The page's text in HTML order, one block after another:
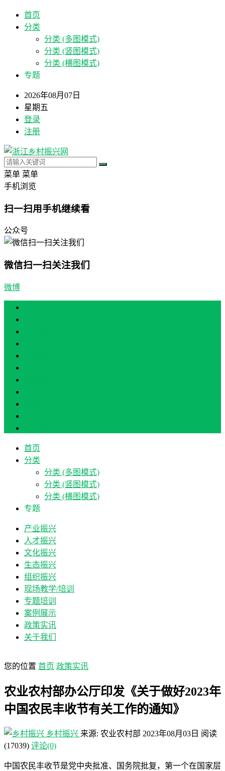
首页
分类
分类 (多图模式)
分类 (竖图模式)
分类 (横图模式)
专题
2026年08月07日
星期五
登录
注册
菜单 菜单
手机浏览
扫一扫用手机继续看
公众号
微信扫一扫关注我们
微博
首页
分类
分类 (多图模式)
分类 (竖图模式)
分类 (横图模式)
专题
产业振兴
人才振兴
文化振兴
生态振兴
组织振兴
现场教学/培训
专题培训
案例展示
政策实讯
关于我们
您的位置 首页 政策实讯
农业农村部办公厅印发《关于做好2023年
中国农民丰收节有关工作的通知》
乡村振兴 来源: 农业农村部 2023年08月03日 阅读
(17039) 评论(0)
中国农民丰收节是党中央批准、国务院批复，第一个在国家层